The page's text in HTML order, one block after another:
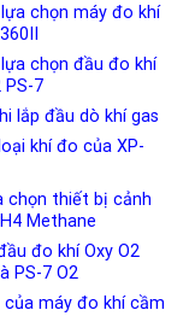
lựa chọn máy đo khí
lựa chọn đầu đo khí
PS-7
lắp đầu dò khí gas
khí đo của XP-
chọn thiết bị cảnh
Methane
đo khí Oxy O2
PS-7 O2
của máy đo khí cầm